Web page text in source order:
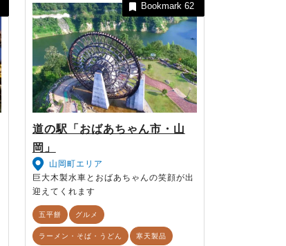
道の駅「おばあちゃん市・山
岡」
山岡町エリア
巨大木製水車とおばあちゃんの笑顔が出
迎えてくれます
五平餅 グルメ
ラーメン・そば・うどん 寒天製品
Bookmark62